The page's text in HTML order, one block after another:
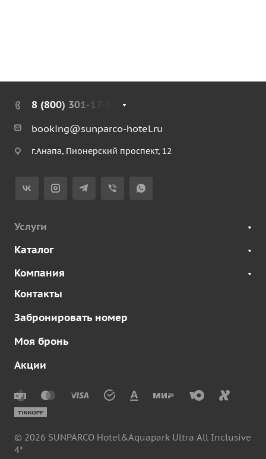
8 (800) 301-17-82
booking@sunparco-hotel.ru
г.Анапа, Пионерский проспект, 12
Услуги
Каталог
Компания
Контакты
Забронировать номер
Моя бронь
Акции
© 2026 SUNPARCO Hotel&Aquapark Ultra All Inclusive
4*